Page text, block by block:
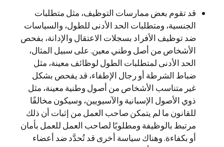
قد تقوم بعض ممارسات التوظيف، مثل متطلبات
الجنسية، ومتطلبات الحد الأدنى للطول، والسياسات
ضد توظيف الأفراد بسجلات الاعتقال والإدانة، بفحص
الأشخاص من أصل وطني معين. على سبيل المثال،
الحد الأدنى لمتطلبات الطول لوظائف معينة، مثل
ضباط الشرطة أو رجال الإطفاء، قد يفحص بشكل
غير متناسب الأشخاص من أصول وطنية معينة، مثل
ذوي الأصول الإسبانية والآسيويين، وسيكون مخالفًا
للقانون ما لم يتمكن صاحب العمل من إثبات أن ذلك
مرتبط بالوظيفة ومطلوبًا لصاحب العمل للعمل بأمان
أو بكفاءة. وهناك سياسة أخرى قد تُحدَّد ضد أعضاء